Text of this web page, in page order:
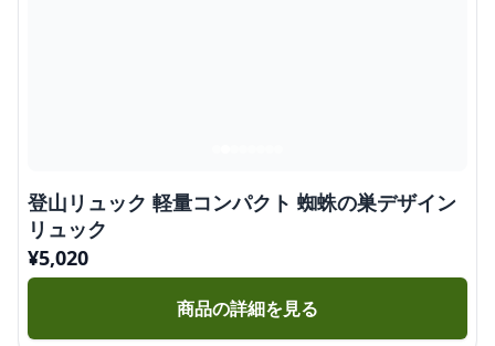
登山リュック 軽量コンパクト 蜘蛛の巣デザイン
リュック
¥5,020
商品の詳細を見る